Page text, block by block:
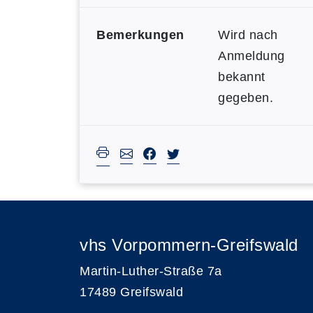
Bemerkungen
Wird nach
Anmeldung
bekannt
gegeben.
vhs Vorpommern-Greifswald
Martin-Luther-Straße 7a
17489 Greifswald